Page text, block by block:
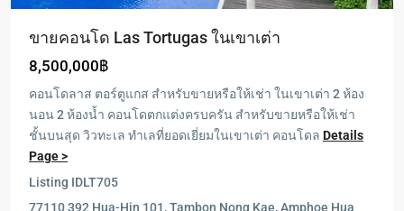
ขายคอนโด Las Tortugas ในเขาเต่า
8,500,000฿
คอนโดลาส ตอร์ตูแกส สำหรับขายหรือให้เช่า ในเขาเต่า 2 ห้อง
นอน 2 ห้องน้ำ คอนโดตกแต่งครบครัน สำหรับขายหรือให้เช่า
ชั้นบนสุด วิวทะเล ทำเลที่ยอดเยี่ยมในเขาเต่า คอนโดล Details
Page >
Listing IDLT705
77110 392 Hua-Hin 101, Tambon Nong Kae, Amphoe Hua
Blue
Cha